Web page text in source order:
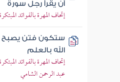
أن يقرأ رجل سورة
إتحاف المهرة بالفوائد
ستكون فتن يصبح
الله بالعلم
إتحاف المهرة بالفوائد
عبد الرحمن الشامي